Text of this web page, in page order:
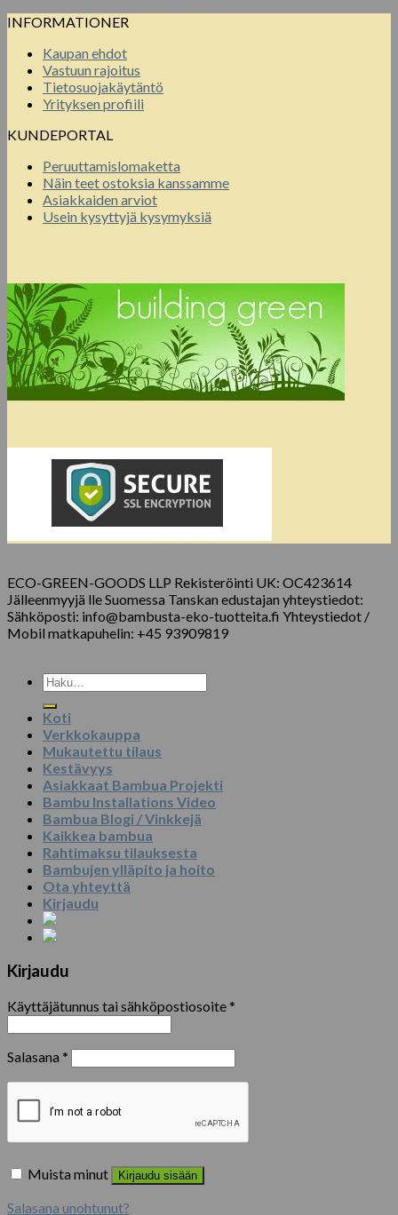
INFORMATIONER
Kaupan ehdot
Vastuun rajoitus
Tietosuojakäytäntö
Yrityksen profiili
KUNDEPORTAL
Peruuttamislomaketta
Näin teet ostoksia kanssamme
Asiakkaiden arviot
Usein kysyttyjä kysymyksiä
ECO-GREEN-GOODS LLP Rekisteröinti UK: OC423614
Jälleenmyyjä lle Suomessa Tanskan edustajan yhteystiedot:
Sähköposti: info@bambusta-eko-tuotteita.fi Yhteystiedot /
Mobil matkapuhelin: +45 93909819
Etsi:
Koti
Verkkokauppa
Mukautettu tilaus
Kestävyys
Asiakkaat Bambua Projekti
Bambu Installations Video
Bambua Blogi / Vinkkejä
Kaikkea bambua
Rahtimaksu tilauksesta
Bambujen ylläpito ja hoito
Ota yhteyttä
Kirjaudu
Kirjaudu
Käyttäjätunnus tai sähköpostiosoite*
Salasana *
Muista minut Kirjaudu sisään
Salasana unohtunut?